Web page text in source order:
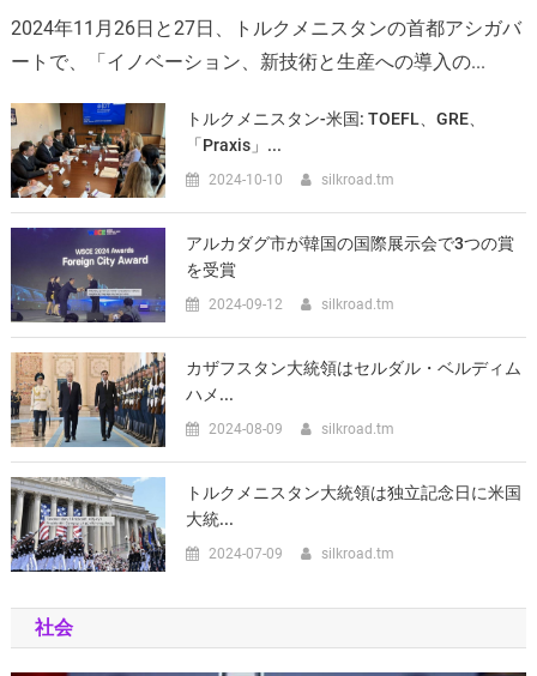
2024年11月26日と27日、トルクメニスタンの首都アシガバ
ートで、「イノベーション、新技術と生産への導入の...
トルクメニスタン-米国: TOEFL、GRE、
「Praxis」...
2024-10-10 silkroad.tm
アルカダグ市が韓国の国際展示会で3つの賞
を受賞
2024-09-12 silkroad.tm
カザフスタン大統領はセルダル・ベルディム
ハメ...
2024-08-09 silkroad.tm
トルクメニスタン大統領は独立記念日に米国
大統...
2024-07-09 silkroad.tm
社会